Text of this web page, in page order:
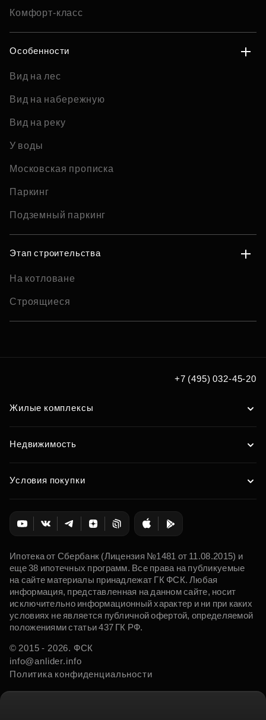
Комфорт-класс
Особенности
Вид на лес
Вид на набережную
Вид на реку
У воды
Московская прописка
Паркинг
Подземный паркинг
Этап строительства
На котловане
Строящиеся
+7 (495) 032-45-20
Жилые комплексы
Недвижимость
Условия покупки
Ипотека от Сбербанк (Лицензия №1481 от 11.08.2015) и
еще 38 ипотечных программ. Все права на публикуемые
на сайте материалы принадлежат ГК ФСК. Любая
информация, представленная на данном сайте, носит
исключительно информационный характер и ни при каких
условиях не является публичной офертой, определяемой
положениями статьи 437 ГК РФ.
© 2015 - 2026. ФСК
info@anlider.info
Политика конфиденциальности